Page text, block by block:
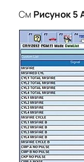
См Рисунок 5